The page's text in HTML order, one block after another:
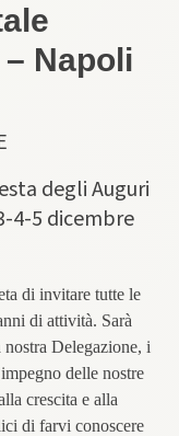
Napoli
degli Auguri
4-5 dicembre
di invitare tutte le
di attività. Sarà
nostra Delegazione, i
delle nostre
crescita e alla
di farvi conoscere